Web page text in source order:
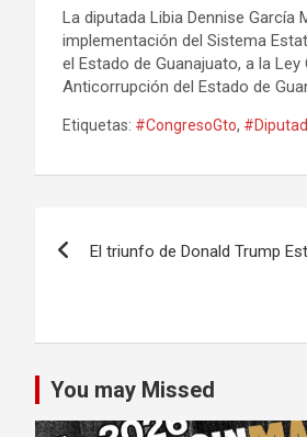
La diputada Libia Dennise
implementación del Sistema
el Estado de Guanajuato, a la
Anticorrupción del Estado de
Etiquetas: #CongresoGto,
El triunfo de Donald Trump
You may Missed